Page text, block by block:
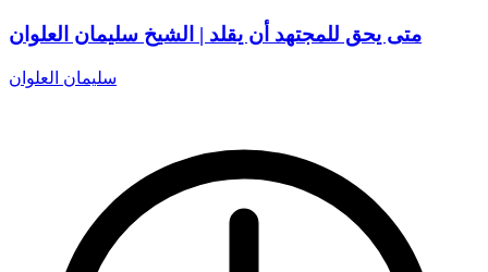
متى يحق للمجتهد أن يقلد | الشيخ سليمان العلوان
سليمان العلوان